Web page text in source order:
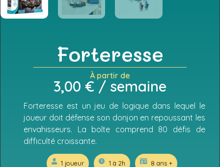
Forteresse
À partir de
3,00 € / semaine
Forteresse est un jeu de logique dans lequel le
joueur doit défense son donjon en repoussant les
envahisseurs. La boîte comprend 80 défis de
difficulté croissante.
1 joueur 1 à 2h 8 ans +